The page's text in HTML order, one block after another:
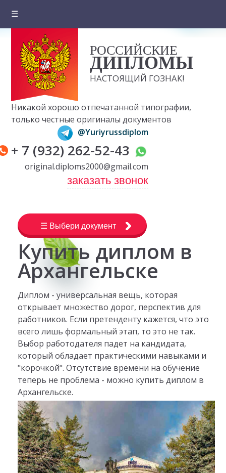
☰
О компании
Цены на документы
Вопросы и ответы
Отзывы клиентов
Оплата и доставка
Контакты
РОССИЙСКИЕ
ДИПЛОМЫ
НАСТОЯЩИЙ ГОЗНАК!
Никакой хорошо отпечатанной типографии,
только честные оригиналы документов
@Yuriyrussdiplom
+ 7 (932) 262-52-43
original.diploms2000@gmail.com
заказать звонок
☰ Выбери документ
Купить диплом в
Архангельске
Диплом - универсальная вещь, которая
открывает множество дорог, перспектив для
работников. Если претенденту кажется, что это
всего лишь формальный этап, то это не так.
Выбор работодателя падет на кандидата,
который обладает практическими навыками и
"корочкой". Отсутствие времени на обучение
теперь не проблема - можно купить диплом в
Архангельске.